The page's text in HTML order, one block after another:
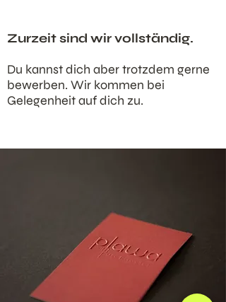
Zurzeit sind wir vollständig.
Du kannst dich aber trotzdem gerne
bewerben. Wir kommen bei
Gelegenheit auf dich zu.